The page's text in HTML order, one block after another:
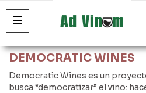
Navegación
de
palanca
☰
DEMOCRATIC WINES
Democratic Wines es un
busca “democratizar” el vino: